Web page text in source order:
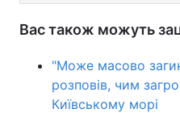
Вас також можуть
"Може масово
розповів, чим
Київському морі